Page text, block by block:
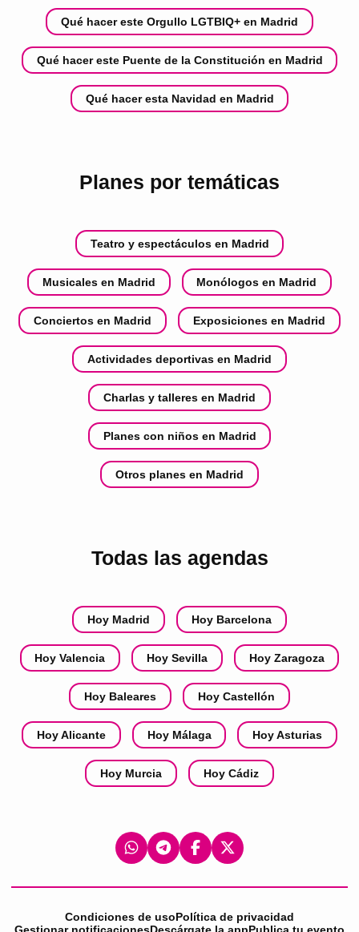
Qué hacer este Orgullo LGTBIQ+ en Madrid
Qué hacer este Puente de la Constitución en Madrid
Qué hacer esta Navidad en Madrid
Planes por temáticas
Teatro y espectáculos en Madrid
Musicales en Madrid Monólogos en Madrid
Conciertos en Madrid Exposiciones en Madrid
Actividades deportivas en Madrid
Charlas y talleres en Madrid
Planes con niños en Madrid
Otros planes en Madrid
Todas las agendas
Hoy Madrid Hoy Barcelona
Hoy Valencia Hoy Sevilla Hoy Zaragoza
Hoy Baleares Hoy Castellón
Hoy Alicante Hoy Málaga Hoy Asturias
Hoy Murcia Hoy Cádiz
Condiciones de usoPolítica de privacidad
Gestionar notificacionesDescárgate la appPublica tu evento